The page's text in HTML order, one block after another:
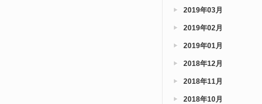
2019年03月
2019年02月
2019年01月
2018年12月
2018年11月
2018年10月